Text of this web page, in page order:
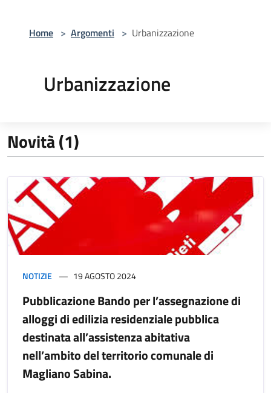
Home > Argomenti > Urbanizzazione
Urbanizzazione
Novità (1)
NOTIZIE 19 AGOSTO 2024
Pubblicazione Bando per l’assegnazione di
alloggi di edilizia residenziale pubblica
destinata all’assistenza abitativa
nell’ambito del territorio comunale di
Magliano Sabina.